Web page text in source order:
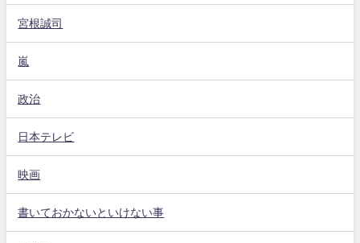
宮根誠司
嵐
政治
日本テレビ
映画
書いておかないといけない事